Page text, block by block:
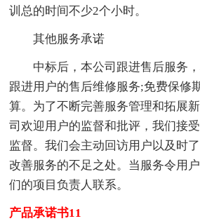
训总的时间不少2个小时。
其他服务承诺
中标后，本公司跟进售后服务
跟进用户的售后维修服务;免费保修
算。为了不断完善服务管理和拓展
司欢迎用户的监督和批评，我们接
监督。我们会主动回访用户以及时
改善服务的不足之处。当服务令用
们的项目负责人联系。
产品承诺书11